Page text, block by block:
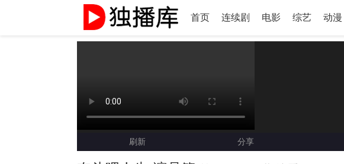
首页 连续剧 电影 综艺 动漫
刷新 分享